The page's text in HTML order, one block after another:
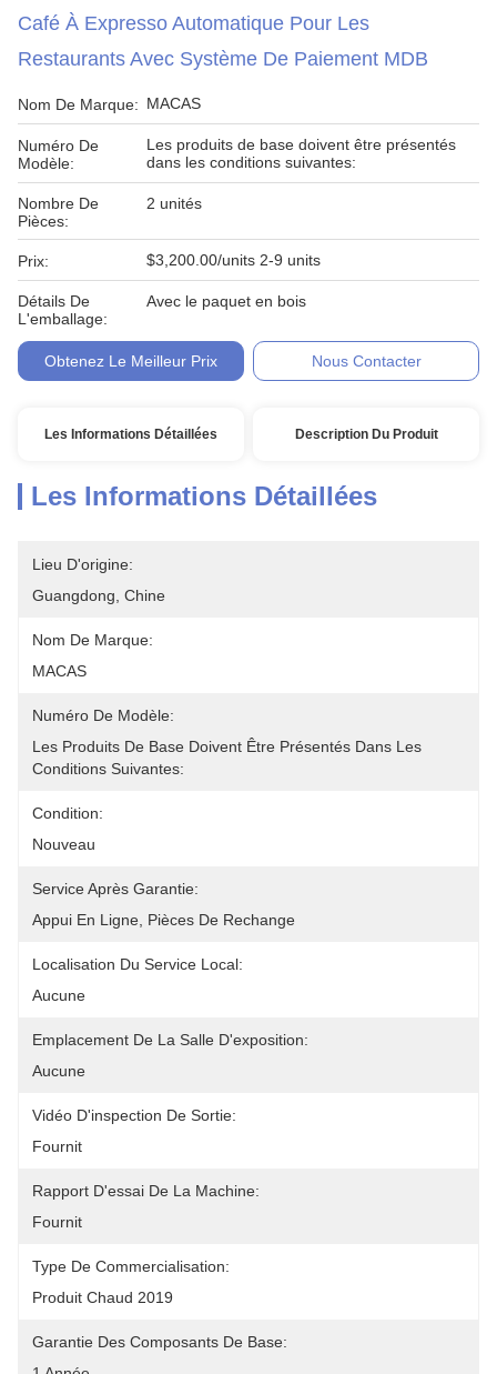
Café À Expresso Automatique Pour Les
Restaurants Avec Système De Paiement MDB
Nom De Marque: MACAS
Numéro De
Modèle:
Les produits de base doivent être présentés
dans les conditions suivantes:
Nombre De
Pièces:
2 unités
Prix: $3,200.00/units 2-9 units
Détails De
L'emballage:
Avec le paquet en bois
Obtenez Le Meilleur Prix Nous Contacter
Les Informations Détaillées Description Du Produit
Les Informations Détaillées
Lieu D'origine:
Guangdong, Chine
Nom De Marque:
MACAS
Numéro De Modèle:
Les Produits De Base Doivent Être Présentés Dans Les
Conditions Suivantes:
Condition:
Nouveau
Service Après Garantie:
Appui En Ligne, Pièces De Rechange
Localisation Du Service Local:
Aucune
Emplacement De La Salle D'exposition:
Aucune
Vidéo D'inspection De Sortie:
Fournit
Rapport D'essai De La Machine:
Fournit
Type De Commercialisation:
Produit Chaud 2019
Garantie Des Composants De Base: